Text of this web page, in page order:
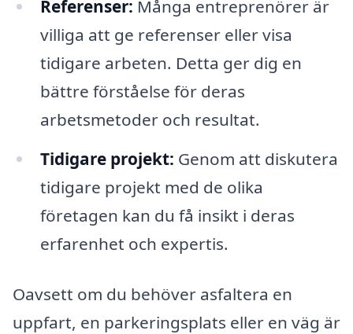
Referenser: Många entreprenörer är
villiga att ge referenser eller visa
tidigare arbeten. Detta ger dig en
bättre förståelse för deras
arbetsmetoder och resultat.
Tidigare projekt: Genom att diskutera
tidigare projekt med de olika
företagen kan du få insikt i deras
erfarenhet och expertis.
Oavsett om du behöver asfaltera en
uppfart, en parkeringsplats eller en väg är